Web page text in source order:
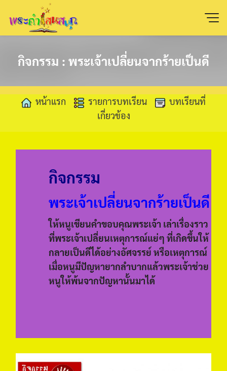
content
กิจกรรม : พระเจ้าเปลี่ยนจากร้ายเป็นดี
หน้าแรก รายการบทเรียน
บทเรียนที่
เกี่ยวข้อง
กิจกรรม
พระเจ้าเปลี่ยนจากร้ายเป็นดี
ให้หนูเขียนคำขอบคุณพระเจ้า เล่าเรื่องราว
ที่พระเจ้าเปลี่ยนเหตุการณ์แย่ๆ ที่เกิดขึ้นให้
กลายเป็นดีได้อย่างอัศจรรย์ หรือเหตุการณ์
เมื่อหนูมีปัญหายากลำบากแล้วพระเจ้าช่วย
หนูให้พ้นจากปัญหานั้นมาได้